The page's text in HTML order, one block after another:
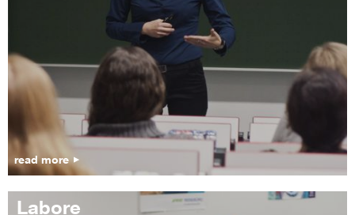
read more
Labore